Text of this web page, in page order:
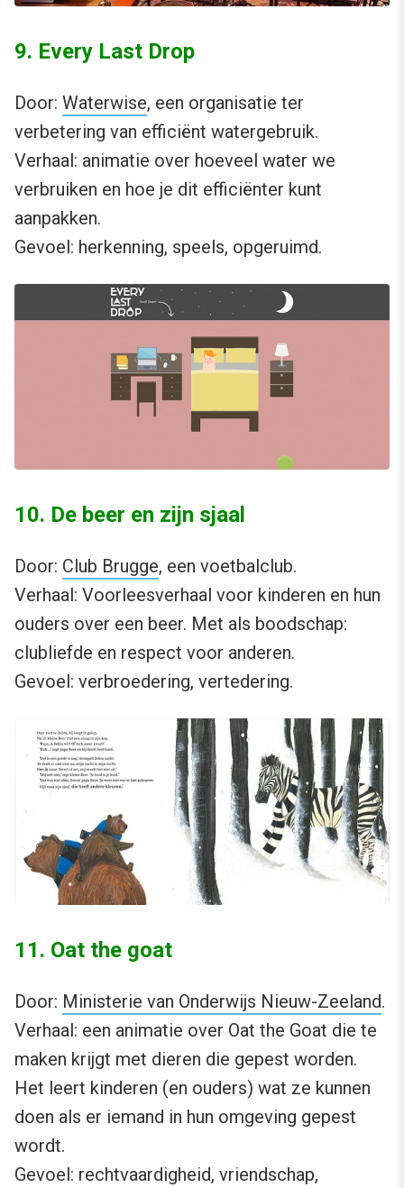
9. Every Last Drop
Door: Waterwise, een organisatie ter
verbetering van efficiënt watergebruik.
Verhaal: animatie over hoeveel water we
verbruiken en hoe je dit efficiënter kunt
aanpakken.
Gevoel: herkenning, speels, opgeruimd.
10. De beer en zijn sjaal
Door: Club Brugge, een voetbalclub.
Verhaal: Voorleesverhaal voor kinderen en hun
ouders over een beer. Met als boodschap:
clubliefde en respect voor anderen.
Gevoel: verbroedering, vertedering.
11. Oat the goat
Door: Ministerie van Onderwijs Nieuw-Zeeland.
Verhaal: een animatie over Oat the Goat die te
maken krijgt met dieren die gepest worden.
Het leert kinderen (en ouders) wat ze kunnen
doen als er iemand in hun omgeving gepest
wordt.
Gevoel: rechtvaardigheid, vriendschap,